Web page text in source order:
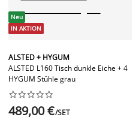
Neu
IN AKTION
ALSTED + HYGUM
ALSTED L160 Tisch dunkle Eiche + 4
HYGUM Stühle grau






489,00 €/SET